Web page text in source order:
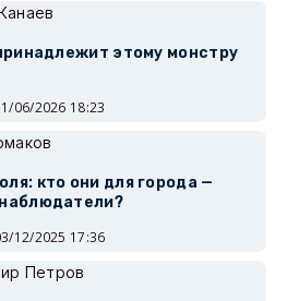
этому монстру
06/2026 18:23
кто они для города —
12/2025 17:36
Петров